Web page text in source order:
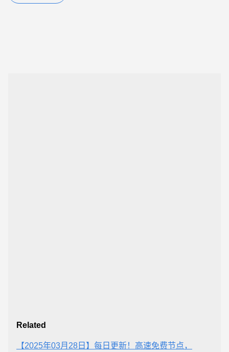
Related
【2025年03月28日】每日更新！高速免费节点，